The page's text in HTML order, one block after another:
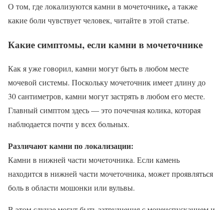
О том, где локализуются камни в мочеточнике, а также
какие боли чувствует человек, читайте в этой статье.
Какие симптомы, если камни в мочеточнике
Как я уже говорил, камни могут быть в любом месте
мочевой системы. Поскольку мочеточник имеет длину до
30 сантиметров, камни могут застрять в любом его месте.
Главный симптом здесь — это почечная колика, которая
наблюдается почти у всех больных.
Различают камни по локализации:
Камни в нижней части мочеточника. Если камень
находится в нижней части мочеточника, может проявляться
боль в области мошонки или вульвы.